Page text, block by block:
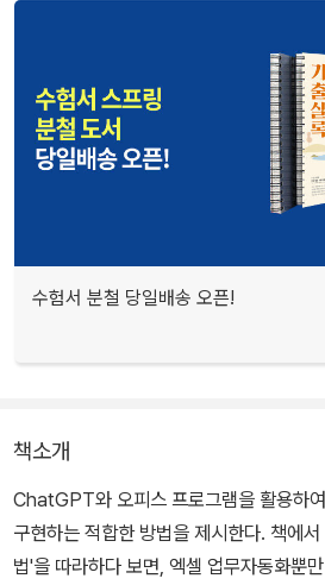
수험서 분철 당일배송 오픈!
책소개
ChatGPT와 오피스 프로그램을 활용하
구현하는 적합한 방법을 제시한다. 책에
법'을 따라하다 보면, 엑셀 업무자동화뿐